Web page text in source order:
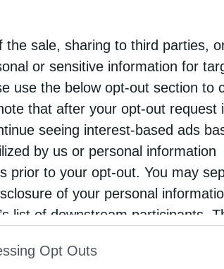
the sale, sharing to third parties,
or sensitive information for
use the below opt-out section to
that after your opt-out request
seeing interest-based ads
by us or personal information
prior to your opt-out. You may
of your personal
list of downstream participants.
Participantsthat may further
Opt Outs
εξ αυτών …